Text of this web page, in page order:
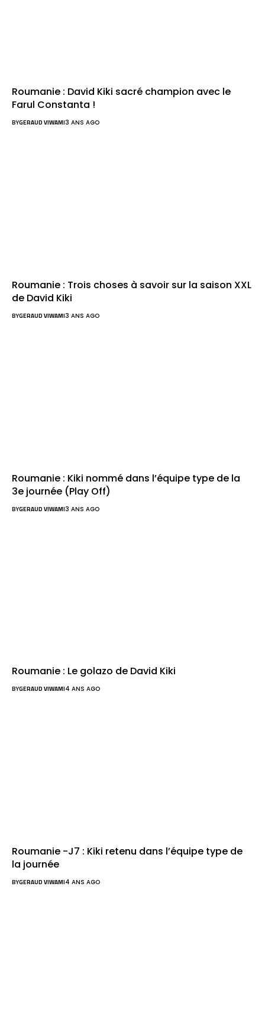
Roumanie : David Kiki sacré champion avec le
Farul Constanta !
BYGERAUD VIWAMI3 ANS AGO
Roumanie : Trois choses à savoir sur la saison XXL
de David Kiki
BYGERAUD VIWAMI3 ANS AGO
Roumanie : Kiki nommé dans l’équipe type de la
3e journée (Play Off)
BYGERAUD VIWAMI3 ANS AGO
Roumanie : Le golazo de David Kiki
BYGERAUD VIWAMI4 ANS AGO
Roumanie -J7 : Kiki retenu dans l’équipe type de
la journée
BYGERAUD VIWAMI4 ANS AGO